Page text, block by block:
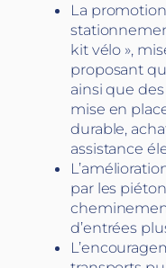
La
kit vélo »,
proposant
ainsi que
mise en
durable,
assistance
par les
d’entrées